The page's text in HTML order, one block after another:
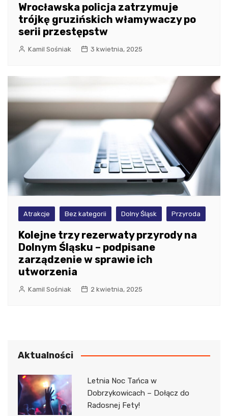
Wrocławska policja zatrzymuje
trójkę gruzińskich włamywaczy po
serii przestępstw
Kamil Sośniak 3 kwietnia, 2025
Atrakcje Bez kategorii Dolny Śląsk Przyroda
Kolejne trzy rezerwaty przyrody na
Dolnym Śląsku – podpisane
zarządzenie w sprawie ich
utworzenia
Kamil Sośniak 2 kwietnia, 2025
Aktualności
Letnia Noc Tańca w
Dobrzykowicach – Dołącz do
Radosnej Fety!